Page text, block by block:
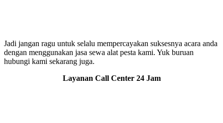
Jadi jangan ragu untuk selalu mempercayakan suksesnya acara anda
dengan menggunakan jasa sewa alat pesta kami. Yuk buruan
hubungi kami sekarang juga.
Layanan Call Center 24 Jam